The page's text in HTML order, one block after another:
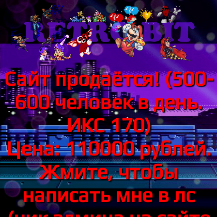
Сайт продаётся! (500-
600 человек в день.
ИКС 170)
Цена: 110000 рублей.
Жмите, чтобы
написать мне в лс